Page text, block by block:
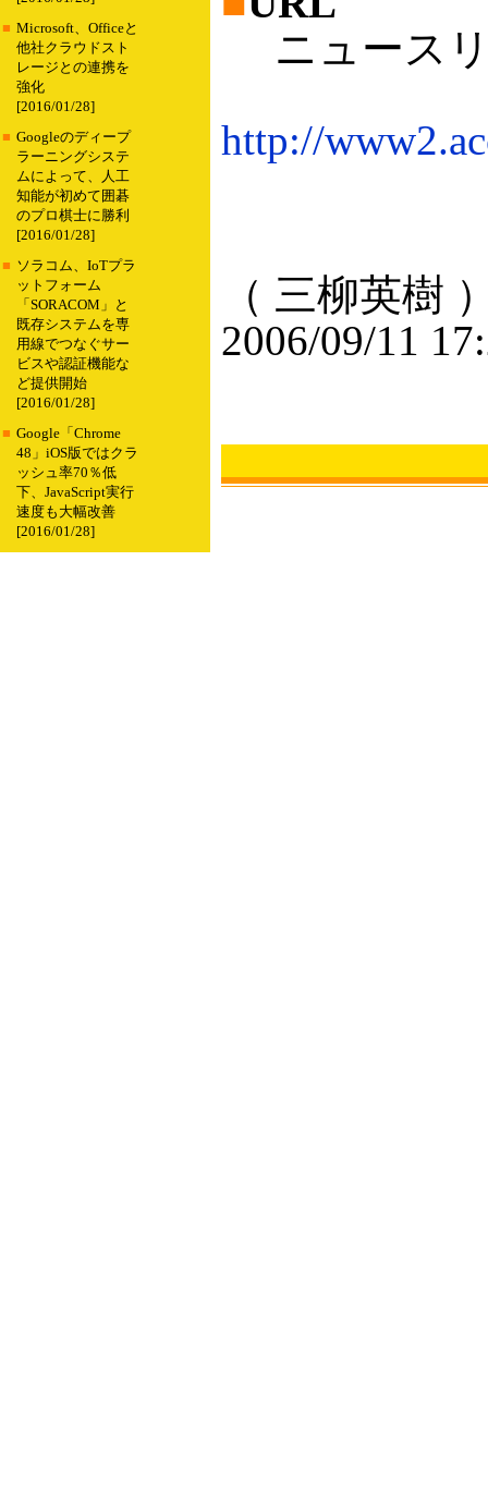
■ Microsoft、Officeと
他社クラウドスト
レージとの連携を
強化
[2016/01/28]
■ Googleのディープ
ラーニングシステ
ムによって、人工
知能が初めて囲碁
のプロ棋士に勝利
[2016/01/28]
■ ソラコム、IoTプラ
ットフォーム
「SORACOM」と
既存システムを専
用線でつなぐサー
ビスや認証機能な
ど提供開始
[2016/01/28]
■ Google「Chrome
48」iOS版ではクラ
ッシュ率70％低
下、JavaScript実行
速度も大幅改善
[2016/01/28]
ニュース
http://
（ 三柳英樹
2006/09/11